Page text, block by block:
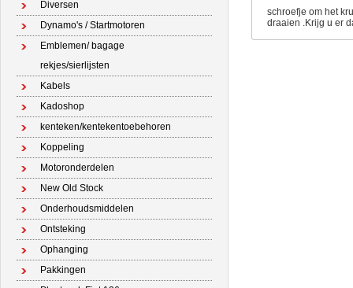
Diversen
Dynamo's / Startmotoren
Emblemen/ bagage
rekjes/sierlijsten
Kabels
Kadoshop
kenteken/kentekentoebehoren
Koppeling
Motoronderdelen
New Old Stock
Onderhoudsmiddelen
Ontsteking
Ophanging
Pakkingen
schroefje om het
draaien .Krijg u er